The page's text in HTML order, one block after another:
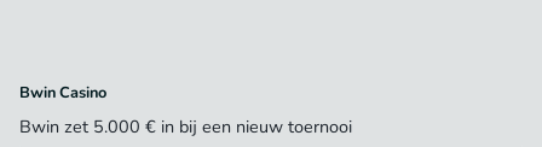
Bwin Casino
Bwin zet 5.000 € in bij een nieuw toernooi